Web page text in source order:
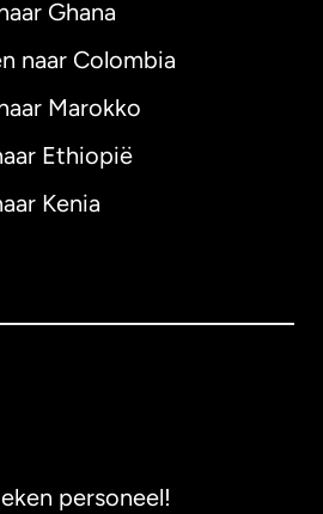
Ghana
naar Colombia
Marokko
Ethiopië
Kenia
personeel!